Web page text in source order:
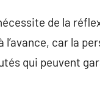
de la
car la
qui peuvent